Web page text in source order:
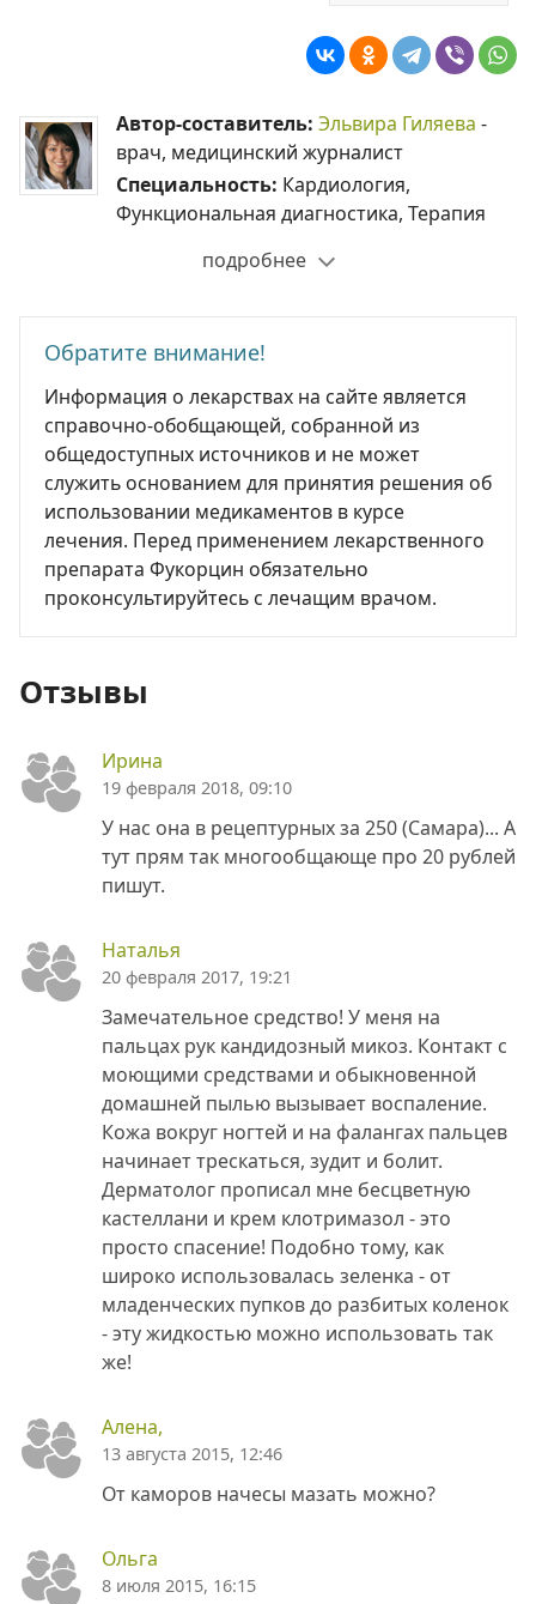
Автор-составитель: Эльвира Гиляева -
врач, медицинский журналист
Специальность: Кардиология,
Функциональная диагностика, Терапия
подробнее
Обратите внимание!
Информация о лекарствах на сайте является
справочно-обобщающей, собранной из
общедоступных источников и не может
служить основанием для принятия решения об
использовании медикаментов в курсе
лечения. Перед применением лекарственного
препарата Фукорцин обязательно
проконсультируйтесь с лечащим врачом.
Отзывы
Ирина
19 февраля 2018, 09:10
У нас она в рецептурных за 250 (Самара)... А
тут прям так многообщающе про 20 рублей
пишут.
Наталья
20 февраля 2017, 19:21
Замечательное средство! У меня на
пальцах рук кандидозный микоз. Контакт с
моющими средствами и обыкновенной
домашней пылью вызывает воспаление.
Кожа вокруг ногтей и на фалангах пальцев
начинает трескаться, зудит и болит.
Дерматолог прописал мне бесцветную
кастеллани и крем клотримазол - это
просто спасение! Подобно тому, как
широко использовалась зеленка - от
младенческих пупков до разбитых коленок
- эту жидкостью можно использовать так
же!
Алена,
13 августа 2015, 12:46
От каморов начесы мазать можно?
Ольга
8 июля 2015, 16:15